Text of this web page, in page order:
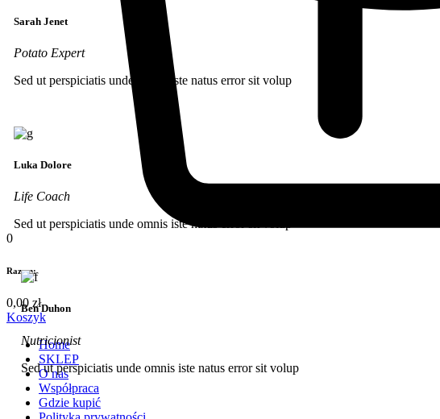
0
Razem:
0,00 zł
Koszyk
Home
SKLEP
O nas
Współpraca
Gdzie kupić
Sarah Jenet
Potato Expert
Sed ut perspiciatis unde omnis iste natus error sit volup
Luka Dolore
Life Coach
Sed ut perspiciatis unde omnis iste natus error sit volup
Ben Duhon
Nutricionist
Sed ut perspiciatis unde omnis iste natus error sit volup